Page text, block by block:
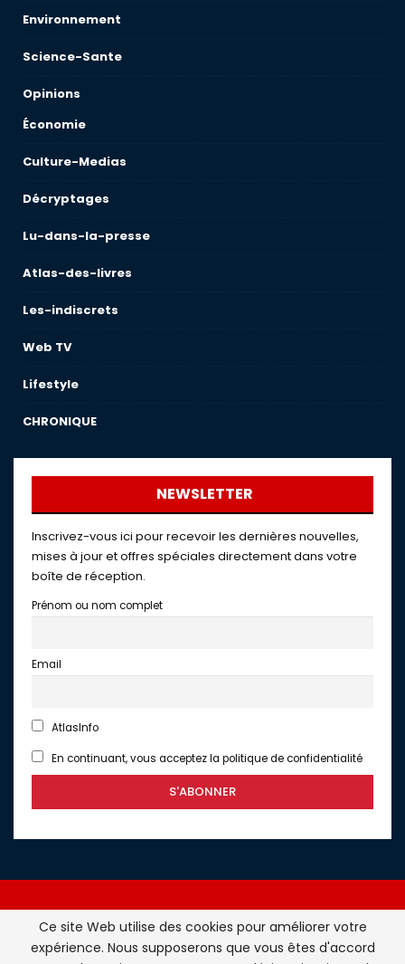
Environnement
Science-Sante
Opinions
Économie
Culture-Medias
Décryptages
Lu-dans-la-presse
Atlas-des-livres
Les-indiscrets
Web TV
Lifestyle
CHRONIQUE
NEWSLETTER
Inscrivez-vous ici pour recevoir les dernières nouvelles,
mises à jour et offres spéciales directement dans votre
boîte de réception.
Prénom ou nom complet
Email
AtlasInfo
En continuant, vous acceptez la politique de confidentialité
Atlasinfo.fr : l'essentiel de l'actualité de la France et du
Ce site Web utilise des cookies pour améliorer votre
expérience. Nous supposerons que vous êtes d'accord